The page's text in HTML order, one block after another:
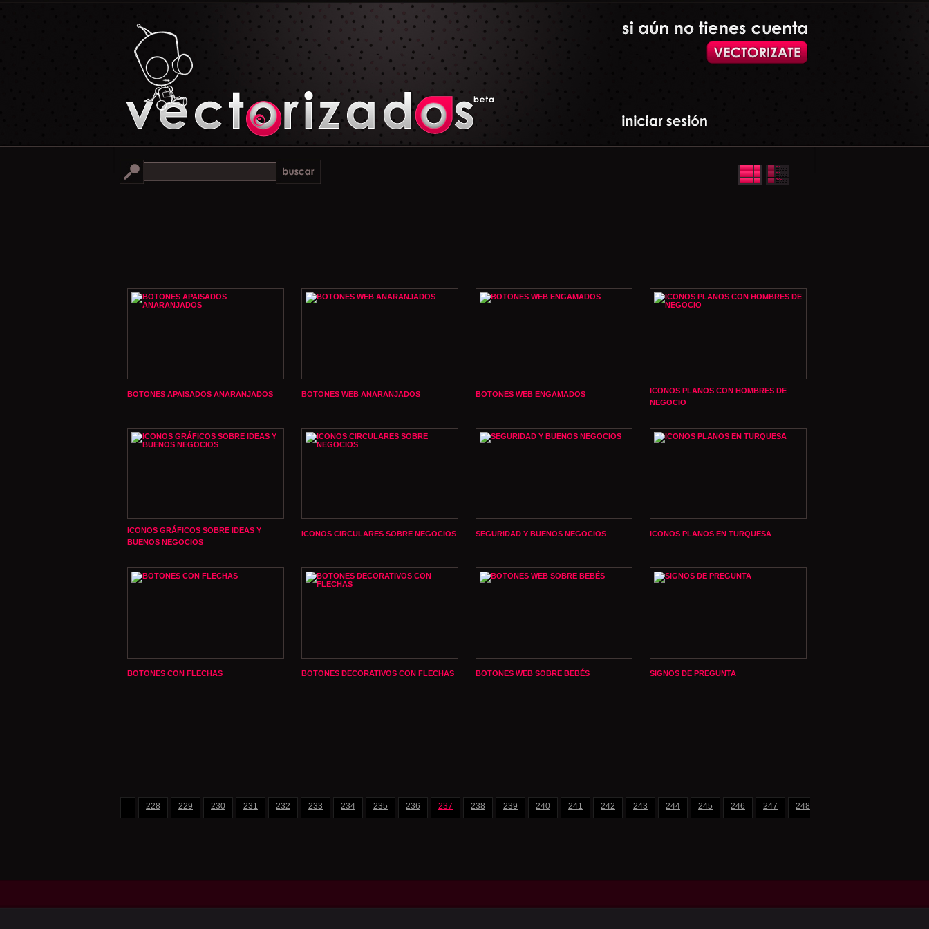
BOTONES APAISADOS ANARANJADOS BOTONES WEB ANARANJADOS BOTONES WEB ENGAMADOS
ICONOS PLANOS CON HOMBRES DE
NEGOCIO
ICONOS GRÁFICOS SOBRE IDEAS Y
BUENOS NEGOCIOS
ICONOS CIRCULARES SOBRE NEGOCIOS SEGURIDAD Y BUENOS NEGOCIOS ICONOS PLANOS EN TURQUESA
BOTONES CON FLECHAS BOTONES DECORATIVOS CON FLECHAS BOTONES WEB SOBRE BEBÉS SIGNOS DE PREGUNTA
228 229 230 231 232 233 234 235 236 237 238 239 240 241 242 243 244 245 246 247 248